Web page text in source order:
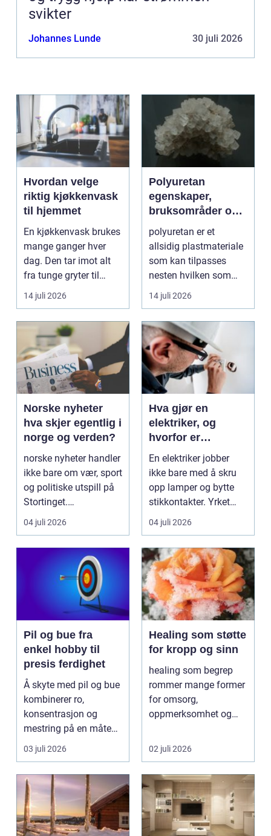
svikter
Johannes Lunde 30 juli 2026
Hvordan velge
riktig kjøkkenvask
til hjemmet
En kjøkkenvask brukes
mange ganger hver
dag. Den tar imot alt
fra tunge gryter til
skarpe kniver og ...
14 juli 2026
Polyuretan
egenskaper,
bruksområder og
fordeler i
industrien
polyuretan er et
allsidig plastmateriale
som kan tilpasses
nesten hvilken som
helst oppgave. Fra
myk...
14 juli 2026
Norske nyheter
hva skjer egentlig i
norge og verden?
norske nyheter handler
ikke bare om vær, sport
og politiske utspill på
Stortinget.
Nyhetsbildet form...
04 juli 2026
Hva gjør en
elektriker, og
hvorfor er
fagkunnskap så
viktig?
En elektriker jobber
ikke bare med å skru
opp lamper og bytte
stikkontakter. Yrket
handler om sikker...
04 juli 2026
Pil og bue fra
enkel hobby til
presis ferdighet
Å skyte med pil og bue
kombinerer ro,
konsentrasjon og
mestring på en måte
få andre aktiviteter
gjør...
03 juli 2026
Healing som støtte
for kropp og sinn
healing som begrep
rommer mange former
for omsorg,
oppmerksomhet og
som mål å s...
02 juli 2026